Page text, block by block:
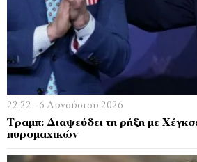
22:22 - 6 Αυγούστου 2026
Τραμπ: Διαψεύδει τη ρήξη με
πυρομαχικών